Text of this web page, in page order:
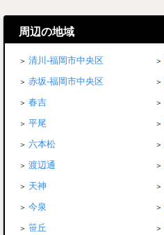
周辺の地域
清川-福岡市中央区
赤坂-福岡市中央区
春吉
平尾
六本松
渡辺通
天神
今泉
笹丘